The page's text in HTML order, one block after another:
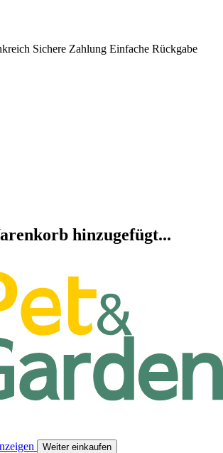
Sichere Zahlung Einfache Rückgabe
hinzugefügt...
Weiter einkaufen